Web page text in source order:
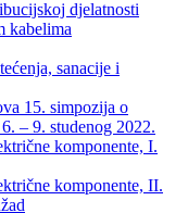
djelatnosti
kabelima
sanacije i
15. simpozija o
– 9. studenog 2022.
komponente, I.
komponente, II.